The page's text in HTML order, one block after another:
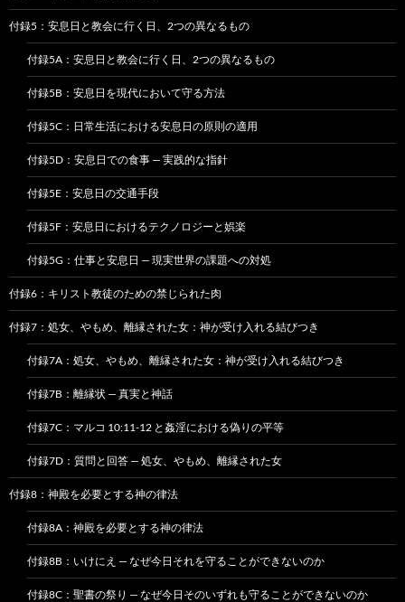
付録5：安息日と教会に行く日、2つの異なるもの
付録5A：安息日と教会に行く日、2つの異なるもの
付録5B：安息日を現代において守る方法
付録5C：日常生活における安息日の原則の適用
付録5D：安息日での食事 — 実践的な指針
付録5E：安息日の交通手段
付録5F：安息日におけるテクノロジーと娯楽
付録5G：仕事と安息日 — 現実世界の課題への対処
付録6：キリスト教徒のための禁じられた肉
付録7：処女、やもめ、離縁された女：神が受け入れる結びつき
付録7A：処女、やもめ、離縁された女：神が受け入れる結びつき
付録7B：離縁状 — 真実と神話
付録7C：マルコ 10:11-12 と姦淫における偽りの平等
付録7D：質問と回答 — 処女、やもめ、離縁された女
付録8：神殿を必要とする神の律法
付録8A：神殿を必要とする神の律法
付録8B：いけにえ — なぜ今日それを守ることができないのか
付録8C：聖書の祭り — なぜ今日そのいずれも守ることができないのか